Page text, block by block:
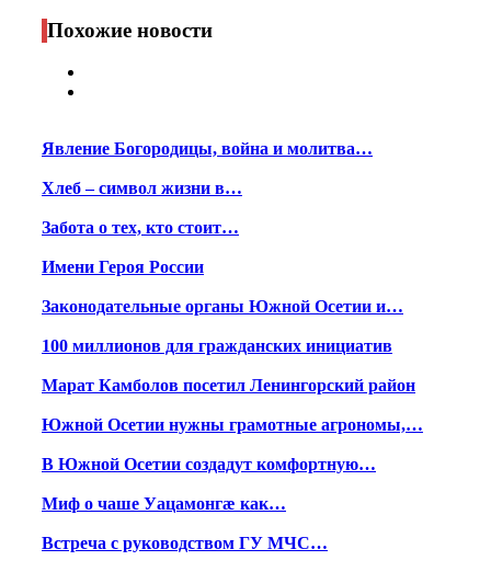
Print
Похожие новости
Явление Богородицы, война и молитва…
Хлеб – символ жизни в…
Забота о тех, кто стоит…
Имени Героя России
Законодательные органы Южной Осетии и…
100 миллионов для гражданских инициатив
Марат Камболов посетил Ленингорский район
Южной Осетии нужны грамотные агрономы,…
В Южной Осетии создадут комфортную…
Миф о чаше Уацамонгæ как…
Встреча с руководством ГУ МЧС…